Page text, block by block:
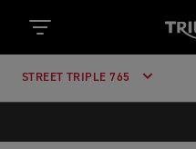
STREET TRIPLE 765